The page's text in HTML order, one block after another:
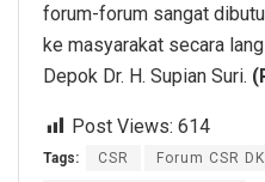
forum-forum sangat
ke masyarakat secara
Depok Dr. H. Supian Suri.
Post Views: 614
Tags: CSR Forum CSR